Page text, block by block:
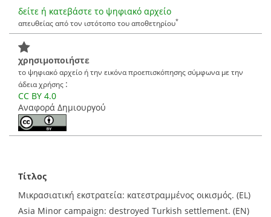
δείτε ή κατεβάστε το ψηφιακό αρχείο
απευθείας από τον ιστότοπο του αποθετηρίου*
χρησιμοποιήστε
το ψηφιακό αρχείο ή την εικόνα προεπισκόπησης σύμφωνα με την
άδεια χρήσης :
CC BY 4.0
Αναφορά Δημιουργού
Τίτλος
Μικρασιατική εκστρατεία: κατεστραμμένος οικισμός. (EL)
Asia Minor campaign: destroyed Turkish settlement. (EN)